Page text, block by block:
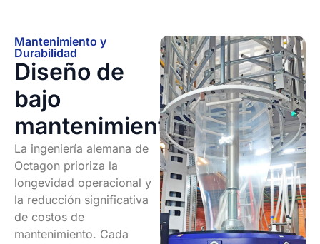
Mantenimiento y
Durabilidad
Diseño de
bajo
mantenimiento
La ingeniería alemana de
Octagon prioriza la
longevidad operacional y
la reducción significativa
de costos de
mantenimiento. Cada